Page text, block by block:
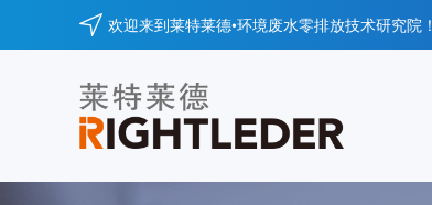
欢迎来到莱特莱德•环境废水零排放技术研究院！